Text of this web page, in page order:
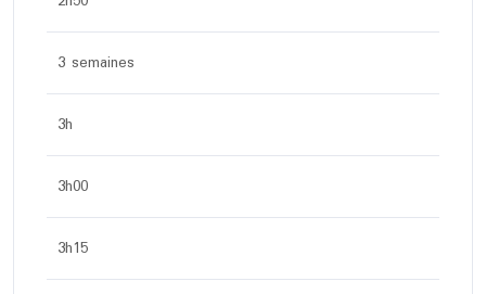
3 semaines
3h
3h00
3h15